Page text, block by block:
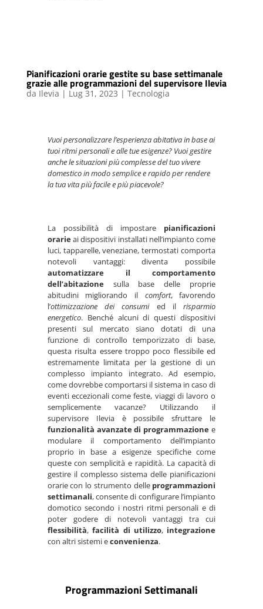
Pianificazioni orarie gestite su base settimanale
grazie alle programmazioni del supervisore Ilevia
da Ilevia | Lug 31, 2023 | Tecnologia
Vuoi personalizzare l’esperienza abitativa in base ai
tuoi ritmi personali e alle tue esigenze? Vuoi gestire
anche le situazioni più complesse del tuo vivere
domestico in modo semplice e rapido per rendere
la tua vita più facile e più piacevole?
La possibilità di impostare pianificazioni
orarieai dispositivi installati nell’impianto come
luci, tapparelle, veneziane, termostati comporta
notevoli vantaggi: diventa possibile
automatizzare il comportamento
dell’abitazionesulla base delle proprie
abitudini migliorando il comfort, favorendo
l’ottimizzazione dei consumied ilrisparmio
energetico. Benché alcuni di questi dispositivi
presenti sul mercato siano dotati di una
funzione di controllo temporizzato di base,
questa risulta essere troppo poco flessibile ed
estremamente limitata per la gestione di un
complesso impianto integrato. Ad esempio,
come dovrebbe comportarsi il sistema in caso di
eventi eccezionali come feste, viaggi di lavoro o
semplicemente vacanze? Utilizzando il
supervisore Ilevia è possibile sfruttare le
funzionalità avanzate di programmazionee
modulare il comportamento dell’impianto
proprio in base a esigenze specifiche come
queste con semplicità e rapidità. La capacità di
gestire il complesso sistema delle pianificazioni
orarie con lo strumento delle programmazioni
settimanali, consente di configurare l’impianto
domotico secondo i nostri ritmi personali e di
poter godere di notevoli vantaggi tra cui
flessibilità,facilità di utilizzo, integrazione
con altri sistemi econvenienza.
Programmazioni Settimanali